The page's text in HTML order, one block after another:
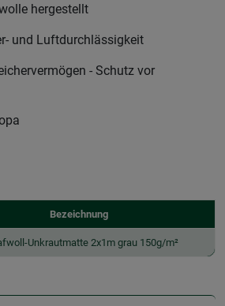
hergestellt
und Luftdurchlässigkeit
- Schutz vor
Bezeichnung
Unkrautmatte 2x1m grau 150g/m²